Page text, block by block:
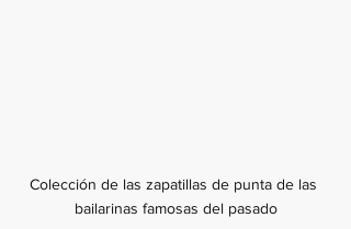
Colección de las zapatillas de punta de las
bailarinas famosas del pasado